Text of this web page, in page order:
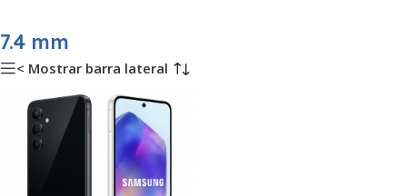
7.4 mm
< Mostrar barra lateral